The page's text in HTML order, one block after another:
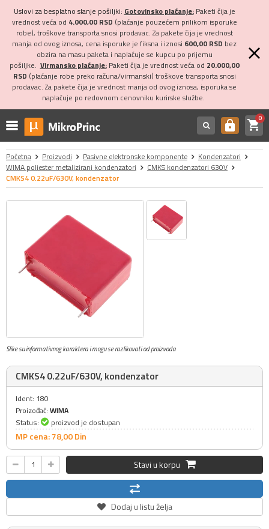
Uslovi za besplatno slanje pošiljki: Gotovinsko plaćanje:Paketi čija je
vrednost veća od 4.000,00 RSD (plaćanje pouzećem prilikom isporuke
robe), troškove transporta snosi prodavac. Za pakete čija je vrednost
manja od ovog iznosa, cena isporuke je fiksna i iznosi 600,00 RSD bez
obzira na masu paketa i naplaćuje se kupcu po prijemu
pošiljke. Virmansko plaćanje:Paketi čija je vrednost veća od 20.000,00
RSD (plaćanje robe preko računa/virmanski) troškove transporta snosi
prodavac. Za pakete čija je vrednost manja od ovog iznosa, isporuka se
naplaćuje po redovnom cenovniku kurirske službe.
https shopping_cart0
Početna Proizvodi Pasivne elektronske komponente
Kondenzatori
WIMA poliester metalizirani kondenzatori
CMKS kondenzatori 630V
CMKS4 0.22uF/630V, kondenzator
Slike su informativnog karaktera i mogu se razlikovati od proizvoda
CMKS4 0.22uF/630V, kondenzator
Ident: 180
Proizođač: WIMA
Status:
proizvod je dostupan
MP cena: 78,00Din
Stavi u korpu
Dodaj u listu želja